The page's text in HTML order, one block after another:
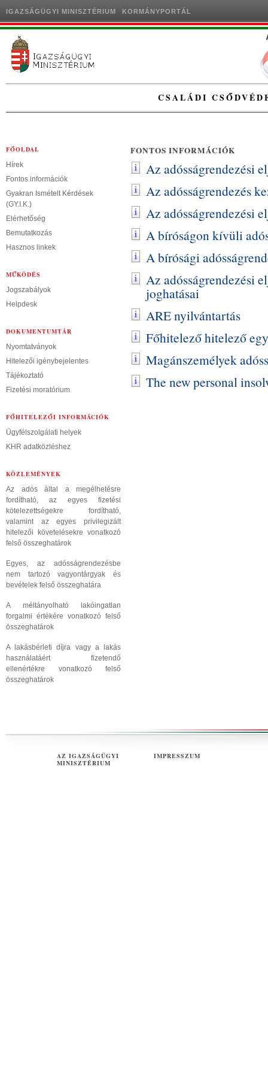
IGAZSÁGÜGYI MINISZTÉRIUM KORMÁNYPORTÁL
CSALÁDI
FŐOLDAL
Hírek
Fontos információk
Gyakran Ismételt Kérdések
(GY.I.K.)
Elérhetőség
Bemutatkozás
Hasznos linkek
MŰKÖDÉS
Jogszabályok
Helpdesk
DOKUMENTUMTÁR
Nyomtatványok
Hitelezői igénybejelentes
Tájékoztató
Fizetési moratórium
FŐHITELEZŐI INFORMÁCIÓK
Ügyfélszolgálati helyek
KHR adatközléshez
KÖZLEMÉNYEK
Az adós által a megélhetésre
fordítható, az egyes fizetési
kötelezettségekre fordítható,
valamint az egyes privilegizált
hitelezői követelésekre vonatkozó
felső összeghatárok
Egyes, az adósságrendezésbe
nem tartozó vagyontárgyak és
bevételek felső összeghatára
A méltányolható lakóingatlan
forgalmi értékére vonatkozó felső
összeghatárok
A lakásbérleti díjra vagy a lakás
használatáért fizetendő
ellenértékre vonatkozó felső
összeghatárok
FONTOS INFORMÁCIÓK
Az adósságrendezési
Az adósságrendezés
Az adósságrendezési
A bíróságon kívüli
A bírósági
Az adósságrendezési
joghatásai
ARE nyilvántartás
Főhitelező hitelező
Magánszemélyek
The new personal
AZ IGAZSÁGÜGYI
MINISZTÉRIUM
IMPRESSZUM